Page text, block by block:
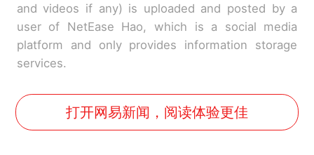
and videos if any) is uploaded and posted by a
user of NetEase Hao, which is a social media
platform and only provides information storage
services.
打开网易新闻，阅读体验更佳